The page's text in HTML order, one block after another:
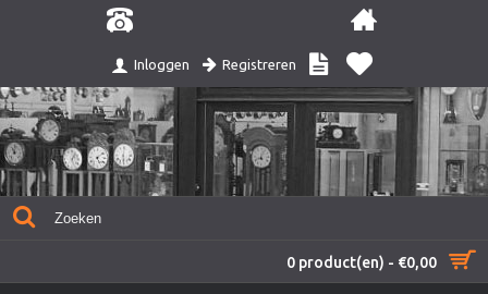
Inloggen Registreren
0 product(en) - €0,00